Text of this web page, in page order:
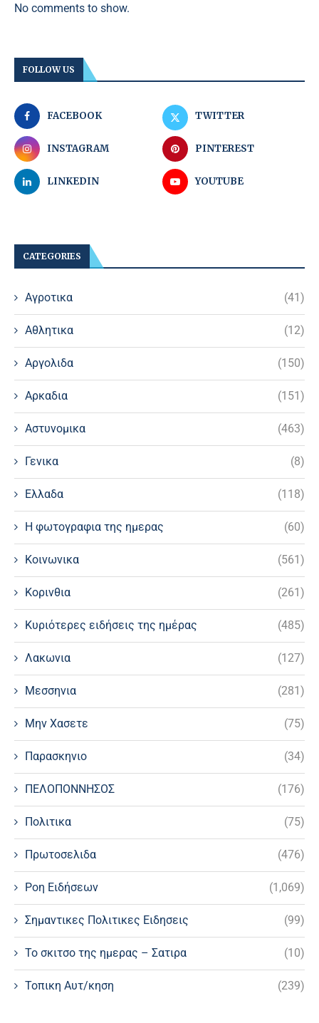
No comments to show.
FOLLOW US
FACEBOOK TWITTER
INSTAGRAM PINTEREST
LINKEDIN YOUTUBE
CATEGORIES
Αγροτικα (41)
Αθλητικα (12)
Αργολιδα (150)
Αρκαδια (151)
Αστυνομικα (463)
Γενικα (8)
Ελλαδα (118)
Η φωτογραφια της ημερας (60)
Κοινωνικα (561)
Κορινθια (261)
Κυριότερες ειδήσεις της ημέρας (485)
Λακωνια (127)
Μεσσηνια (281)
Μην Χασετε (75)
Παρασκηνιο (34)
ΠΕΛΟΠΟΝΝΗΣΟΣ (176)
Πολιτικα (75)
Πρωτοσελιδα (476)
Ροη Ειδήσεων (1,069)
Σημαντικες Πολιτικες Ειδησεις (99)
Το σκιτσο της ημερας – Σατιρα (10)
Τοπικη Αυτ/κηση (239)